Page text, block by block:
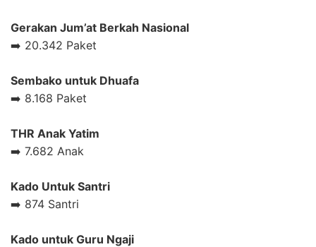
Gerakan Jum’at Berkah Nasional
➡️ 20.342 Paket
Sembako untuk Dhuafa
➡️ 8.168 Paket
THR Anak Yatim
➡️ 7.682 Anak
Kado Untuk Santri
➡️ 874 Santri
Kado untuk Guru Ngaji